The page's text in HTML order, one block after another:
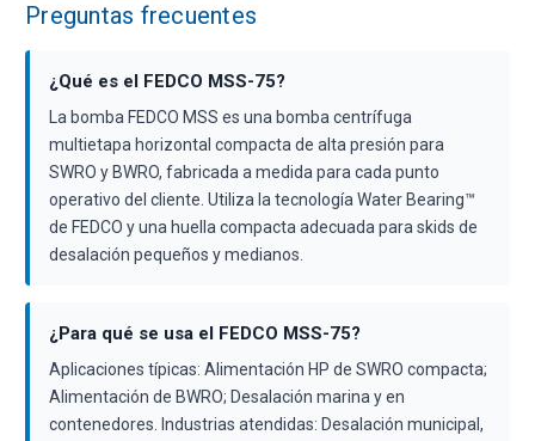
Preguntas frecuentes
¿Qué es el FEDCO MSS-75?
La bomba FEDCO MSS es una bomba centrífuga
multietapa horizontal compacta de alta presión para
SWRO y BWRO, fabricada a medida para cada punto
operativo del cliente. Utiliza la tecnología Water Bearing™
de FEDCO y una huella compacta adecuada para skids de
desalación pequeños y medianos.
¿Para qué se usa el FEDCO MSS-75?
Aplicaciones típicas: Alimentación HP de SWRO compacta;
Alimentación de BWRO; Desalación marina y en
contenedores. Industrias atendidas: Desalación municipal,